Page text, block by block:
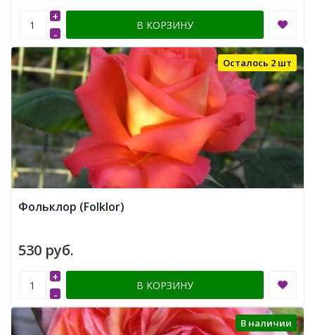
-
+
В КОРЗИНУ
Осталось 2 шт
Фольклор (Folklor)
530 руб.
-
+
В КОРЗИНУ
В наличии